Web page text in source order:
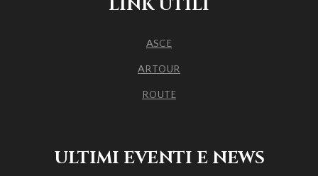
LINK UTILI
ASCE
ARTOUR
ROUTE
ULTIMI EVENTI E NEWS